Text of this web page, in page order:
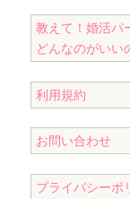
教えて！ 婚活パ
どんなのがいい
利用規約
お問い合わせ
プライバシーポ